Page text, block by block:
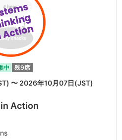
中 残9席
〜 2026年10月07日(JST)
Action